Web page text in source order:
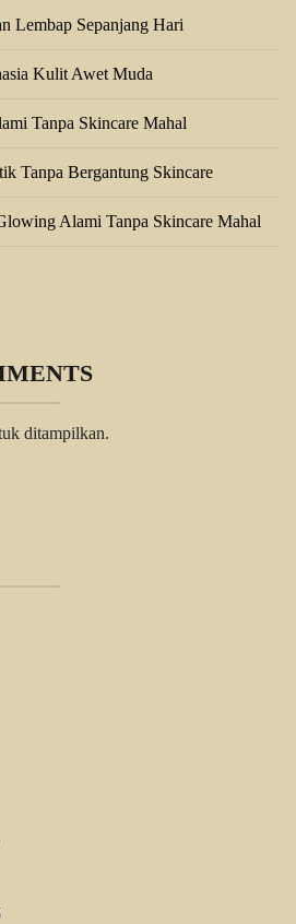
Lembap Sepanjang Hari
Kulit Awet Muda
Tanpa Skincare Mahal
Tanpa Bergantung Skincare
Alami Tanpa Skincare Mahal
ditampilkan.